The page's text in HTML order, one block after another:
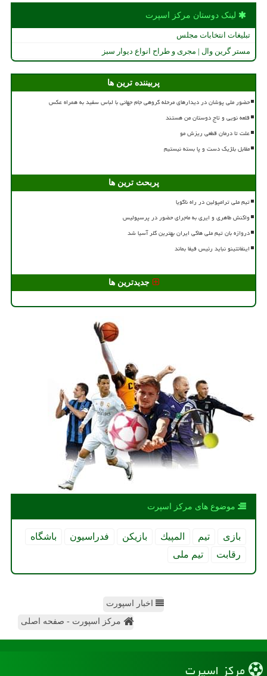
لینک دوستان مركز اسپرت
تبلیغات انتخابات مجلس
مستر گرین وال | مجری و طراح انواع دیوار سبز
پربیننده ترین ها
حضور ملی پوشان در دیدارهای مرحله گروهی جام جهانی با لباس سفید به همراه عکس
قلعه نویی و تاج دوستان من هستند
علت تا درمان قطعی ریزش مو
مقابل بلژیک دست و پا بسته نیستیم
پربحث ترین ها
تیم ملی ترامپولین در راه ناگویا
واکنش طاهری و ایری به ماجرای حضور در پرسپولیس
دروازه بان تیم ملی هاکی ایران بهترین گلر آسیا شد
اینفانتینو نباید رئیس فیفا بماند
جدیدترین ها
موضوع های مركز اسپرت
بازی تیم المپیك بازیكن فدراسیون
باشگاه
رقابت
تیم ملی
اخبار اسپورت
مرکز اسپورت - صفحه اصلی
مركز اسپرت